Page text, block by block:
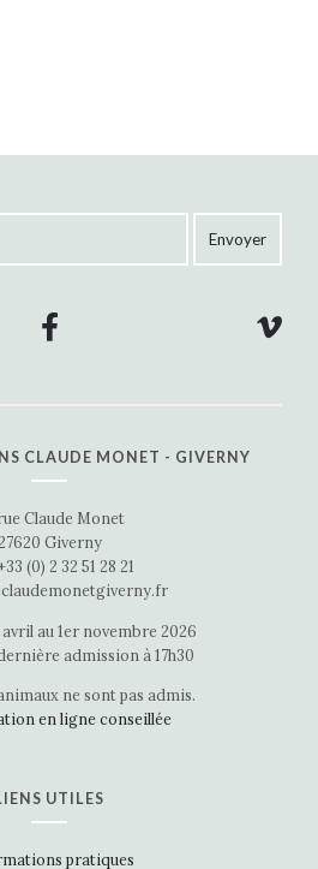
CLAUDE MONET - GIVERNY
Claude Monet
Giverny
(0) 2 32 51 28 21
au 1er novembre 2026
admission à 17h30
ne sont pas admis.
en ligne conseillée
UTILES
pratiques